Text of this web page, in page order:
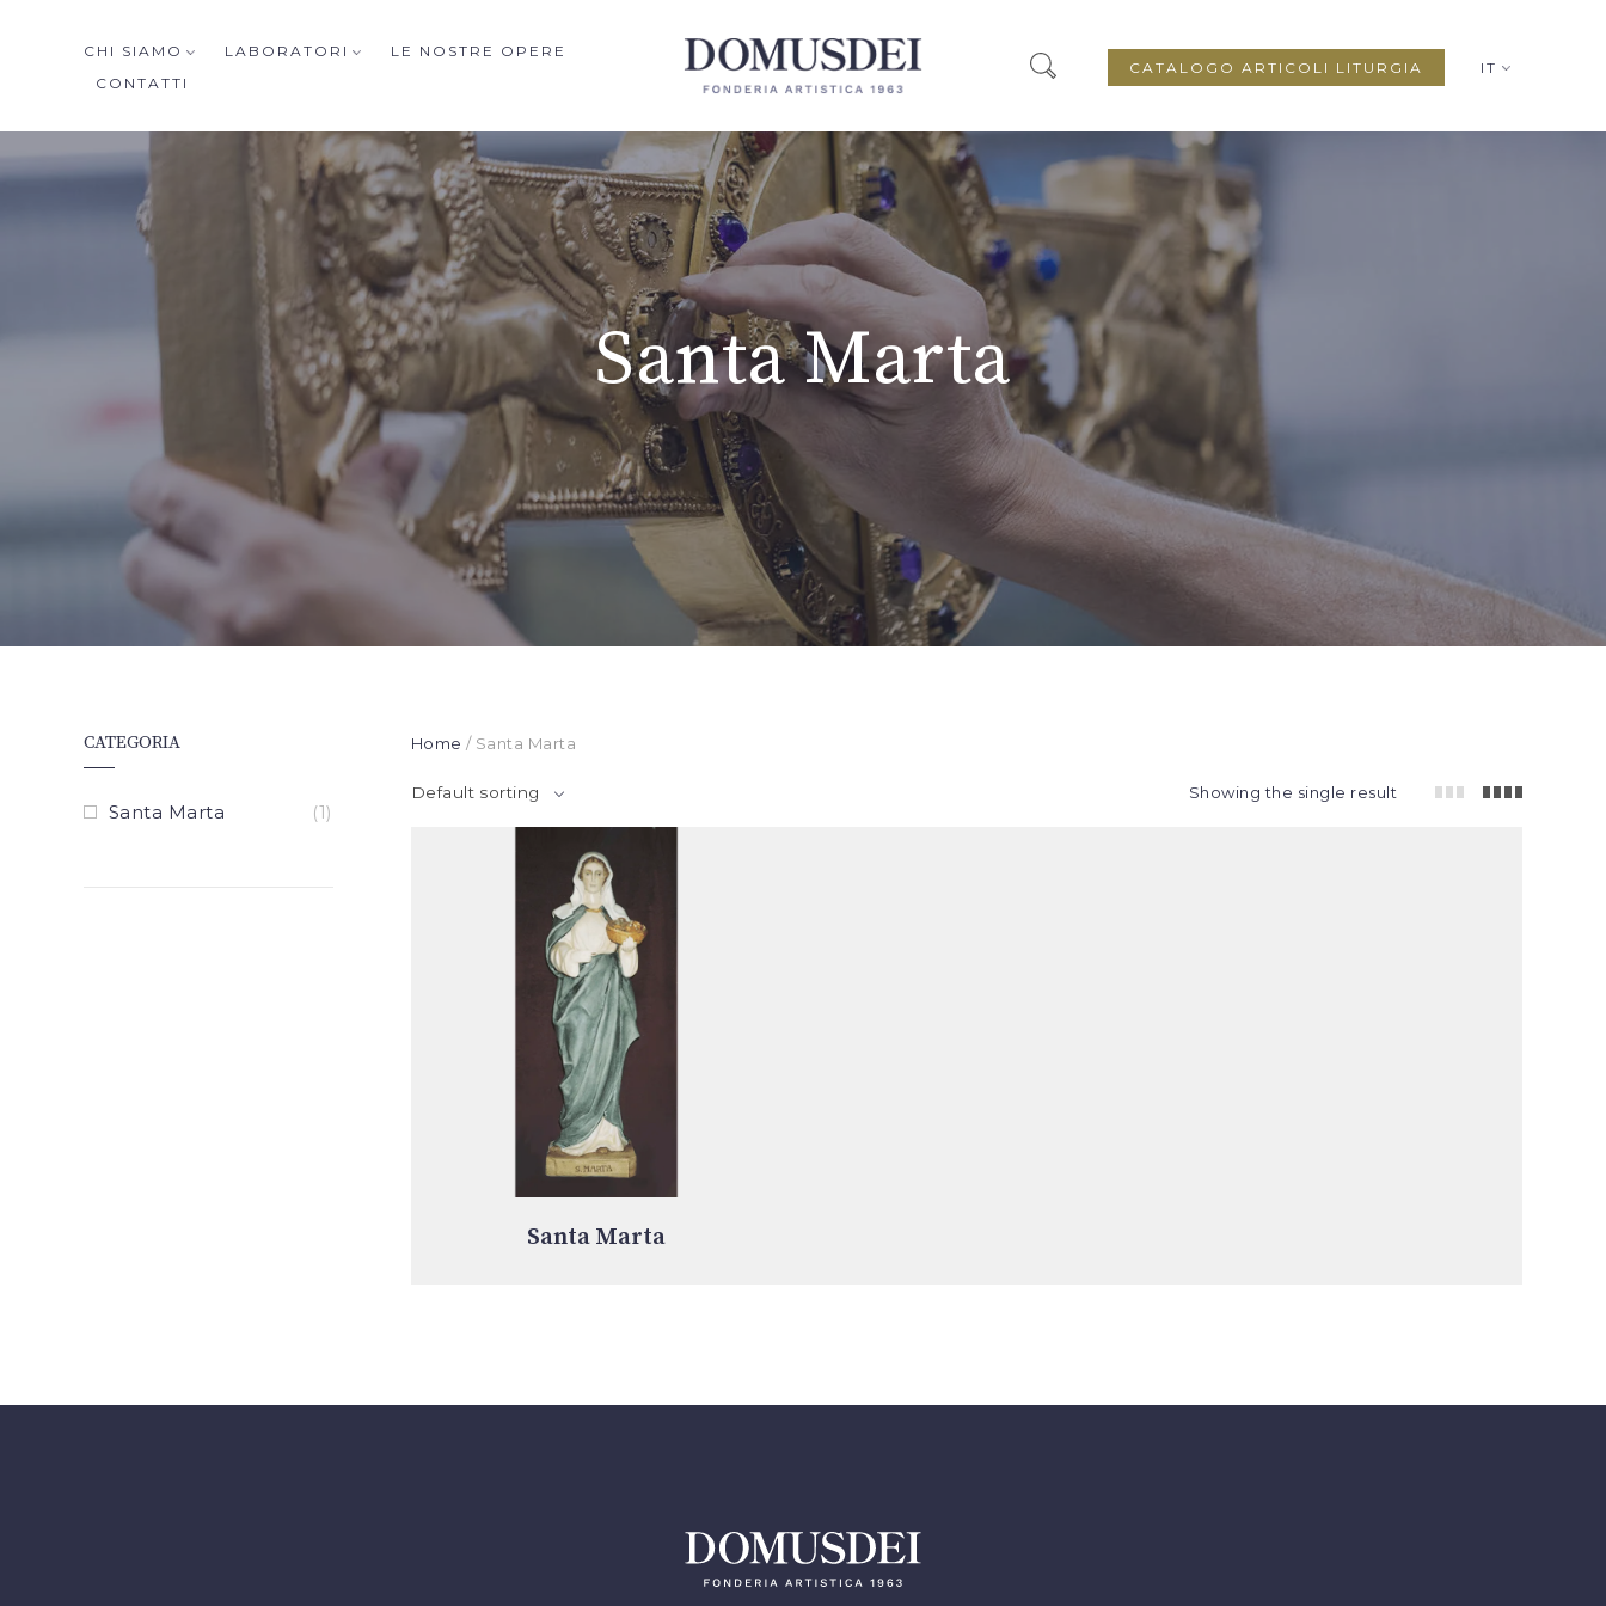
CHI SIAMO LABORATORI
LE NOSTRE OPERE
CONTATTI
IT
CATALOGO ARTICOLI LITURGIA
Santa Marta
Home / Santa Marta
Showing the single result
Default sorting
Santa Marta
CATEGORIA
Santa Marta (1)